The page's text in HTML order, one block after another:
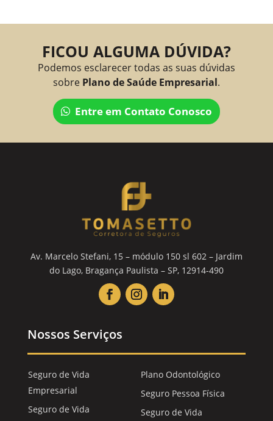
FICOU ALGUMA DÚVIDA?
Podemos esclarecer todas as suas dúvidas
sobre Plano de Saúde Empresarial.
Entre em Contato Conosco
Av. Marcelo Stefani, 15 – módulo 150 sl 602 – Jardim
do Lago, Bragança Paulista – SP, 12914-490
Nossos Serviços
Seguro de Vida
Empresarial
Seguro de Vida
Plano Odontológico
Seguro Pessoa Física
Seguro de Vida